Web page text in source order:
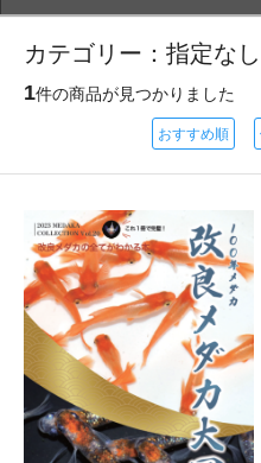
カテゴリー：指定な
1件の商品が見つかりました
おすすめ順